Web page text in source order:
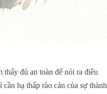
đủ an toàn để nói ra điều
hạ thấp rào cản của sự thành